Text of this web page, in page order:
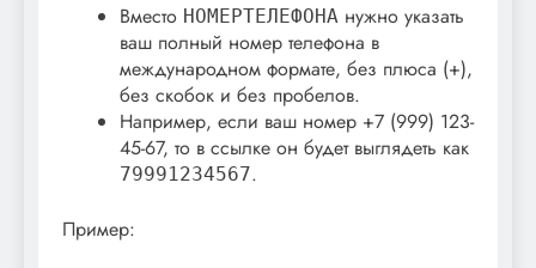
Вместо НОМЕРТЕЛЕФОНА нужно указать
ваш полный номер телефона в
международном формате, без плюса (+),
без скобок и без пробелов.
Например, если ваш номер +7 (999) 123-
45-67, то в ссылке он будет выглядеть как
79991234567.
Пример: